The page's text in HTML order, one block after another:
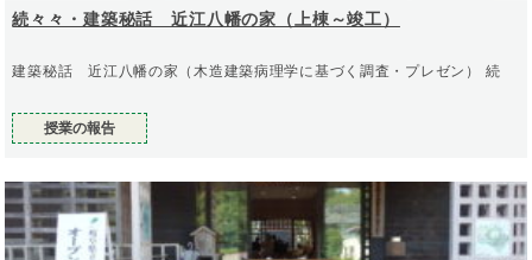
続々々・建築秘話 近江八幡の家（上棟～竣工）
建築秘話 近江八幡の家（木造建築病理学に基づく調査・プレゼン） 続
授業の報告